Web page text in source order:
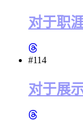
对于职
#114
对于展